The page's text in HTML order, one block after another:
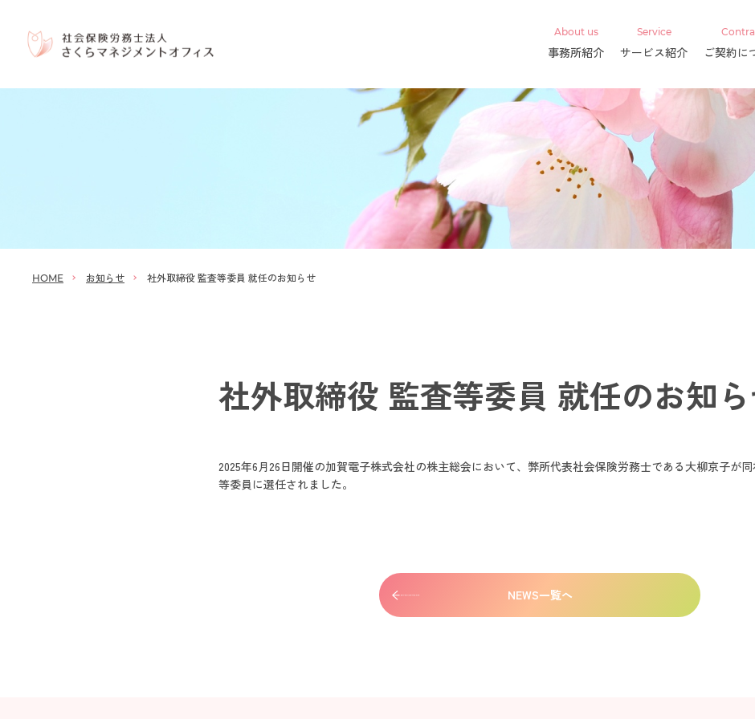
About us
事務所紹介
Service
サービス紹介 ご契約に
HOME お知らせ 社外取締役 監査等委員 就任のお知らせ
社外取締役 監査等委員 就任のお知
2025年6月26日開催の加賀電子株式会社の株主総会において、弊所代表社会保険労務士である大柳京子が
等委員に選任されました。
NEWS一覧へ